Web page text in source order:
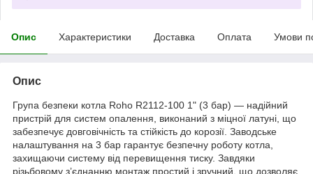
Опис Характеристики Доставка Оплата Умови
Опис
Група безпеки котла Roho R2112-100 1" (3 бар) — надійний
пристрій для систем опалення, виконаний з міцної латуні, що
забезпечує довговічність та стійкість до корозії. Заводське
налаштування на 3 бар гарантує безпечну роботу котла,
захищаючи систему від перевищення тиску. Завдяки
різьбовому з’єднанню монтаж простий і зручний, що дозволяє